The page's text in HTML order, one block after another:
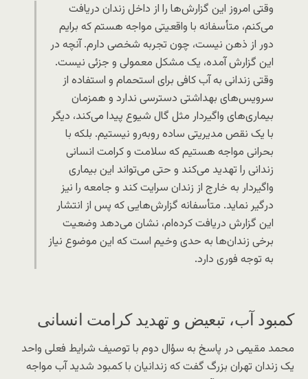
وقتی امروز این گزارش‌ها را از داخل زندان دریافت
می‌کنم، متأسفانه با واقعیتی مواجه هستم که برایم
دور از ذهن نیست، چون تجربه شخصی دارم. آنچه در
این گزارش آمده، یک مشکل معمولی و جزئی نیست.
وقتی زندانی به آب کافی برای استحمام و استفاده از
سرویس‌های بهداشتی دسترسی ندارد و همزمان
بیماری‌های واگیردار مثل گال شیوع پیدا می‌کند، دیگر
با یک نقص مدیریتی ساده روبه‌رو نیستیم. بلکه با
بحرانی مواجه هستیم که سلامت و کرامت انسانی
زندانی را تهدید می‌کند و حتی می‌تواند این بیماری
واگیردار به خارج از زندان سرایت کند و جامعه را نیز
درگیر نماید. متأسفانه گزارش‌هایی که پس از انتشار
این گزارش دریافت کرده‌ام، نشان می‌دهد وضعیت
برخی زندان‌ها به حدی وخیم است که این موضوع نیاز
به توجه فوری دارد.
کمبود آب، تبعیض و تهدید کرامت انسانی
محمد مقیمی در پاسخ به سؤال دوم با توصیف شرایط فعلی واحد
یک زندان تهران بزرگ گفت که زندانیان با کمبود شدید آب مواجه